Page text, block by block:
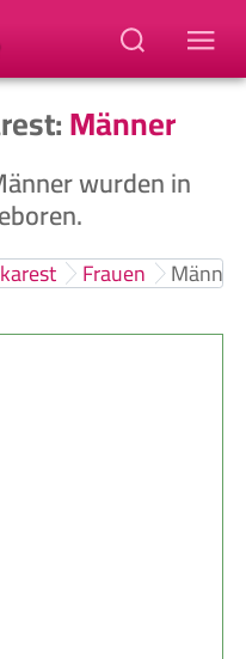
Männer
wurden in
Frauen Männer